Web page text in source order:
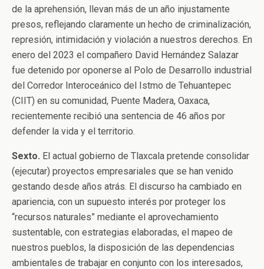
de la aprehensión, llevan más de un año injustamente
presos, reflejando claramente un hecho de criminalización,
represión, intimidación y violación a nuestros derechos. En
enero del 2023 el compañero David Hernández Salazar
fue detenido por oponerse al Polo de Desarrollo industrial
del Corredor Interoceánico del Istmo de Tehuantepec
(CIIT) en su comunidad, Puente Madera, Oaxaca,
recientemente recibió una sentencia de 46 años por
defender la vida y el territorio.
Sexto. El actual gobierno de Tlaxcala pretende consolidar
(ejecutar) proyectos empresariales que se han venido
gestando desde años atrás. El discurso ha cambiado en
apariencia, con un supuesto interés por proteger los
“recursos naturales” mediante el aprovechamiento
sustentable, con estrategias elaboradas, el mapeo de
nuestros pueblos, la disposición de las dependencias
ambientales de trabajar en conjunto con los interesados,